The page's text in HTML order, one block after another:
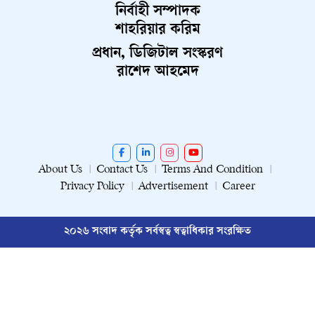
নির্বাহী সম্পাদক
শাহরিয়ার করিম
প্রধান, ডিজিটাল সংস্করণ
রাশেদ আহমেদ
About Us Contact Us
Terms And Condition
Privacy Policy
Advertisement Career
২০২৬ সংবাদ কর্তৃক সর্বস্বত্ব স্বত্বাধিকার সংরক্ষিত